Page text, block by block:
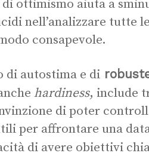
ottimismo aiuta a
nell’analizzare tutte
consapevole.
di autostima e di
hardiness, include
di poter
per affrontare una
di avere obiettivi